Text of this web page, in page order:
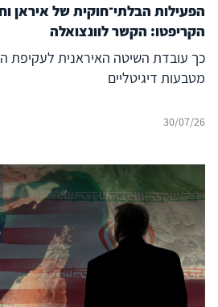
הפעילות הבלתי־חוקית של איראן
הקריפטו: הקשר לוונצואלה
כך עובדת השיטה האיראנית לעקיפת
מטבעות דיגיטליים
30/07/26